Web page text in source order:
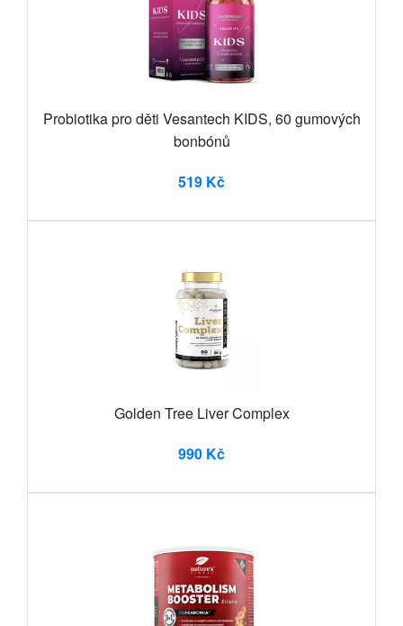
Probiotika pro děti Vesantech KIDS, 60 gumových
bonbónů
519 Kč
Golden Tree Liver Complex
990 Kč